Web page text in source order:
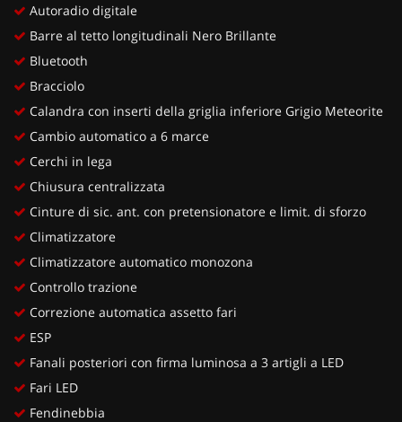
Autoradio digitale
Barre al tetto longitudinali Nero Brillante
Bluetooth
Bracciolo
Calandra con inserti della griglia inferiore Grigio Meteorite
Cambio automatico a 6 marce
Cerchi in lega
Chiusura centralizzata
Cinture di sic. ant. con pretensionatore e limit. di sforzo
Climatizzatore
Climatizzatore automatico monozona
Controllo trazione
Correzione automatica assetto fari
ESP
Fanali posteriori con firma luminosa a 3 artigli a LED
Fari LED
Fendinebbia